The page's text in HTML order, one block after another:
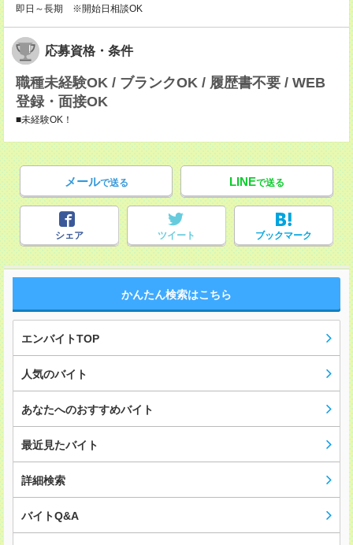
即日～長期 ※開始日相談OK
応募資格・条件
職種未経験OK / ブランクOK / 履歴書不要 / WEB
登録・面接OK
■未経験OK！
メールで送る LINEで送る
シェア ツイート ブックマーク
かんたん検索はこちら
エンバイトTOP
人気のバイト
あなたへのおすすめバイト
最近見たバイト
詳細検索
バイトQ&A